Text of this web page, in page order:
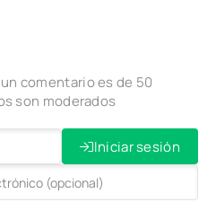
comentario es de 50
son moderados
Iniciar sesión